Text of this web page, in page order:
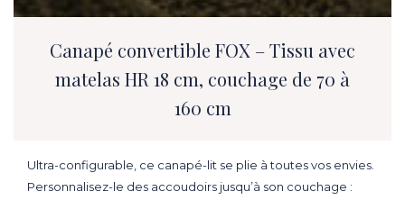
Canapé convertible FOX – Tissu avec
matelas HR 18 cm, couchage de 70 à
160 cm
Ultra-configurable, ce canapé-lit se plie à toutes vos envies.
Personnalisez-le des accoudoirs jusqu’à son couchage :